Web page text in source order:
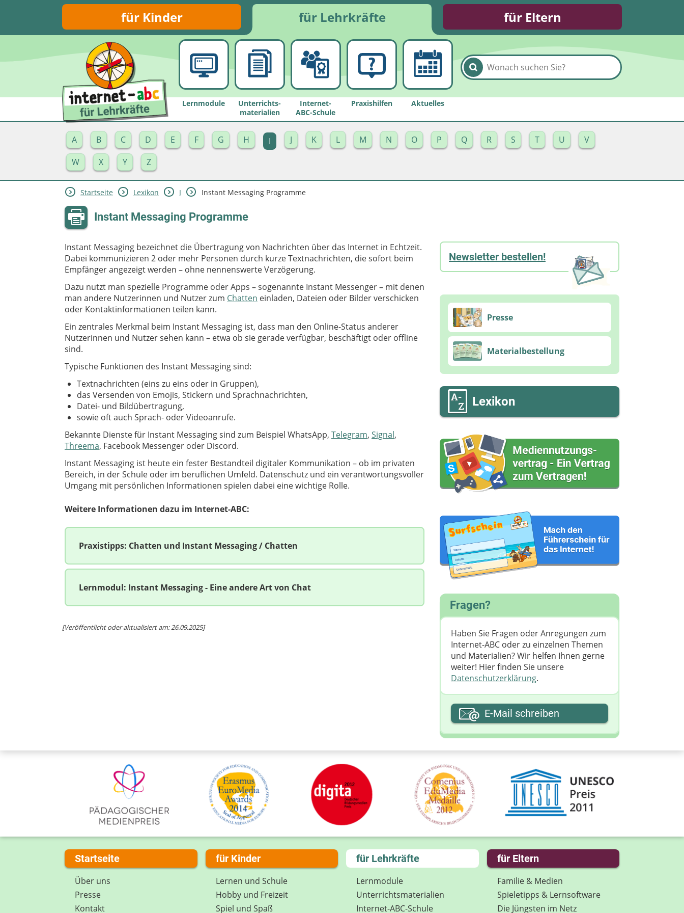
für Kinder für Lehrkräfte für Eltern
Lernmodule
Unterrichts­
materialien
Internet-
ABC-Schule
Praxishilfen Aktuelles
A B C D E F G H I J K L M N O P Q R S T U
V
W
X Y Z
Startseite Lexikon I Instant Messaging Programme
Instant Messaging Programme
Instant Messaging bezeichnet die Übertragung von Nachrichten über das Internet in Echtzeit.
Dabei kommunizieren 2 oder mehr Personen durch kurze Textnachrichten, die sofort beim
Empfänger angezeigt werden – ohne nennenswerte Verzögerung.
Dazu nutzt man spezielle Programme oder Apps – sogenannte Instant Messenger – mit denen
man andere Nutzerinnen und Nutzer zum Chatten einladen, Dateien oder Bilder verschicken
oder Kontaktinformationen teilen kann.
Ein zentrales Merkmal beim Instant Messaging ist, dass man den Online-Status anderer
Nutzerinnen und Nutzer sehen kann – etwa ob sie gerade verfügbar, beschäftigt oder offline
sind.
Typische Funktionen des Instant Messaging sind:
Textnachrichten (eins zu eins oder in Gruppen),
das Versenden von Emojis, Stickern und Sprachnachrichten,
Datei- und Bildübertragung,
sowie oft auch Sprach- oder Videoanrufe.
Bekannte Dienste für Instant Messaging sind zum Beispiel WhatsApp, Telegram, Signal,
Threema, Facebook Messenger oder Discord.
Instant Messaging ist heute ein fester Bestandteil digitaler Kommunikation – ob im privaten
Bereich, in der Schule oder im beruflichen Umfeld. Datenschutz und ein verantwortungsvoller
Umgang mit persönlichen Informationen spielen dabei eine wichtige Rolle.
Weitere Informationen dazu im Internet-ABC:
Praxistipps: Chatten und Instant Messaging / Chatten
Lernmodul: Instant Messaging - Eine andere Art von Chat
[Veröffentlicht oder aktualisiert am: 26.09.2025]
Newsletter bestellen!
Presse
Materialbestellung
Lexikon
Fragen?
Haben Sie Fragen oder Anregungen zum
Internet-ABC oder zu einzelnen Themen
und Materialien? Wir helfen Ihnen gerne
weiter! ​Hier finden Sie unsere
Datenschutzerklärung.
Ihre E-Mail-Adresse
Ihre Nachricht
E-Mail schreiben
Startseite
Über uns
Presse
Kontakt
für Kinder
Lernen und Schule
Hobby und Freizeit
Spiel und Spaß
für Lehrkräfte
Lernmodule
Unterrichts­materialien
Internet-ABC-Schule
für Eltern
Familie & Medien
Spieletipps & Lernsoftware
Die Jüngsten im Netz